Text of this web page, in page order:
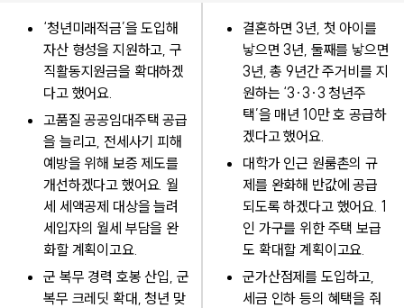
‘청년미래적금’을 도입해
자산 형성을 지원하고, 구
직활동지원금을 확대하겠
다고 했어요.
고품질 공공임대주택 공급
을 늘리고, 전세사기 피해
예방을 위해 보증 제도를
개선하겠다고 했어요. 월
세 세액공제 대상을 늘려
세입자의 월세 부담을 완
화할 계획이고요.
군 복무 경력 호봉 산입, 군
복무 크레딧 확대, 청년 맞
결혼하면 3년, 첫 아이를
낳으면 3년, 둘째를 낳으면
3년, 총 9년간 주거비를 지
원하는 ‘3·3·3 청년주
택’을 매년 10만 호 공급하
겠다고 했어요.
대학가 인근 원룸촌의 규
제를 완화해 반값에 공급
되도록 하겠다고 했어요. 1
인 가구를 위한 주택 보급
도 확대할 계획이고요.
군가산점제를 도입하고,
세금 인하 등의 혜택을 줘